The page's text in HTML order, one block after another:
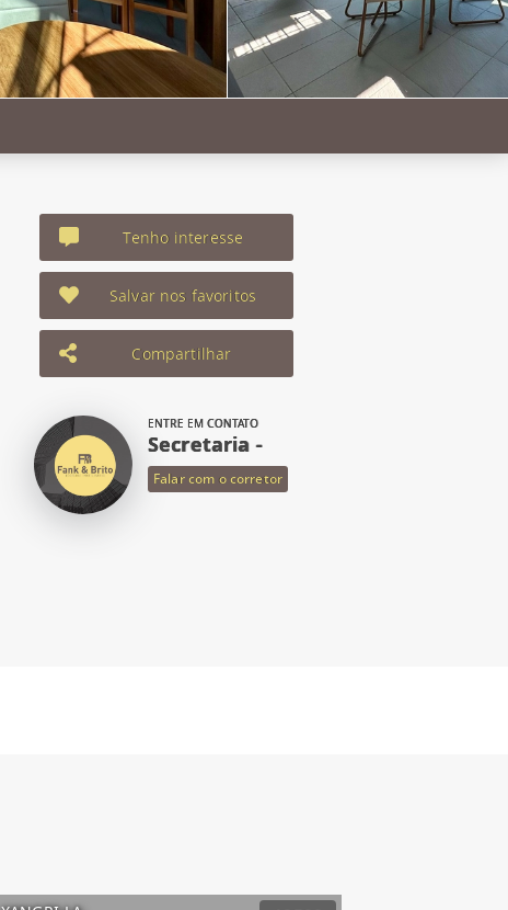
Tenho interesse
Salvar nos favoritos
Compartilhar
ENTRE EM CONTATO
Secretaria -
Falar com o corretor